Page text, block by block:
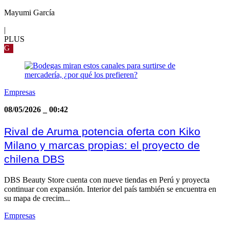
Mayumi García
|
PLUS
G
Empresas
08/05/2026
00:42
Rival de Aruma potencia oferta con Kiko
Milano y marcas propias: el proyecto de
chilena DBS
DBS Beauty Store cuenta con nueve tiendas en Perú y proyecta
continuar con expansión. Interior del país también se encuentra en
su mapa de crecim...
Empresas